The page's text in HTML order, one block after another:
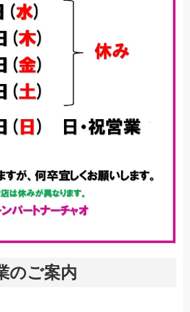
のご案内